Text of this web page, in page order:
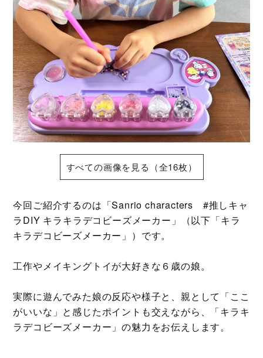
すべての画像を見る（全16枚）
今回ご紹介するのは「Sanrio characters #推しキャ
ラDIY キラキラデコビーズメーカー」（以下「キラ
キラデコビーズメーカー」）です。
工作やメイキングトイが大好きな６歳の娘。
実際に遊んでみた娘の反応や様子と、親として「ここ
がいいな」と感じたポイントも交えながら、「キラキ
ラデコビーズメーカー」の魅力をお伝えします。